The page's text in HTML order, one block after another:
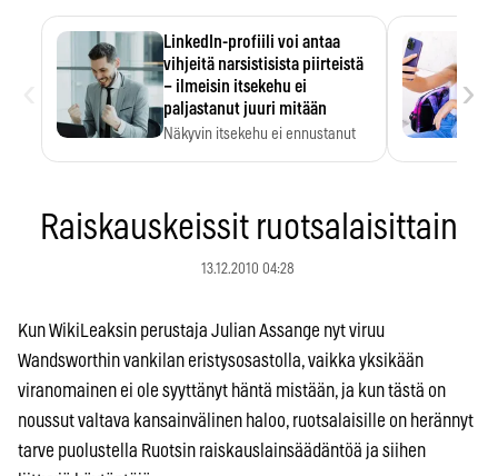
LinkedIn-profiili voi antaa
vihjeitä narsistisista piirteistä
– ilmeisin itsekehu ei
paljastanut juuri mitään
Näkyvin itsekehu ei ennustanut
›
Raiskauskeissit ruotsalaisittain
13.12.2010 04:28
Kun WikiLeaksin perustaja Julian Assange nyt viruu
Wandsworthin vankilan eristysosastolla, vaikka yksikään
viranomainen ei ole syyttänyt häntä mistään, ja kun tästä on
noussut valtava kansainvälinen haloo, ruotsalaisille on herännyt
tarve puolustella Ruotsin raiskauslainsäädäntöä ja siihen